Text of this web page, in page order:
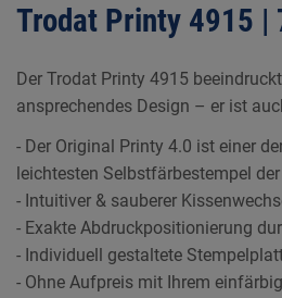
Trodat Printy 4915 |
Der Trodat Printy 4915
ansprechendes Design – er ist
- Der Original Printy 4.0 ist einer
leichtesten Selbstfärbestempel
- Intuitiver & sauberer
- Exakte Abdruckpositionierung
- Individuell gestaltete
- Ohne Aufpreis mit Ihrem